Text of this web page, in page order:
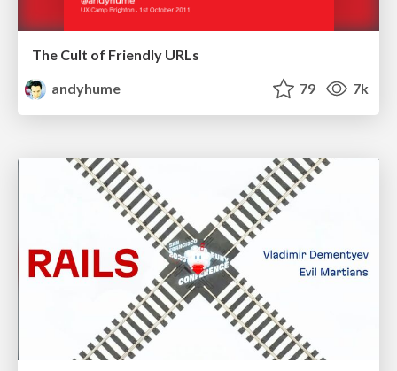
The Cult of Friendly URLs
andyhume
79 7k